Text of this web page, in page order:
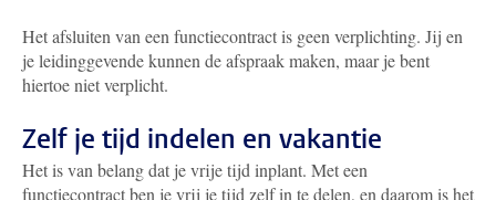
Het afsluiten van een functiecontract is geen verplichting. Jij en
je leidinggevende kunnen de afspraak maken, maar je bent
hiertoe niet verplicht.
Zelf je tijd indelen en vakantie
Het is van belang dat je vrije tijd inplant. Met een
functiecontract ben je vrij je tijd zelf in te delen, en daarom is het